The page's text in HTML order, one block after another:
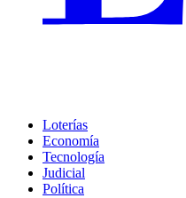
Loterías
Economía
Tecnología
Judicial
Política